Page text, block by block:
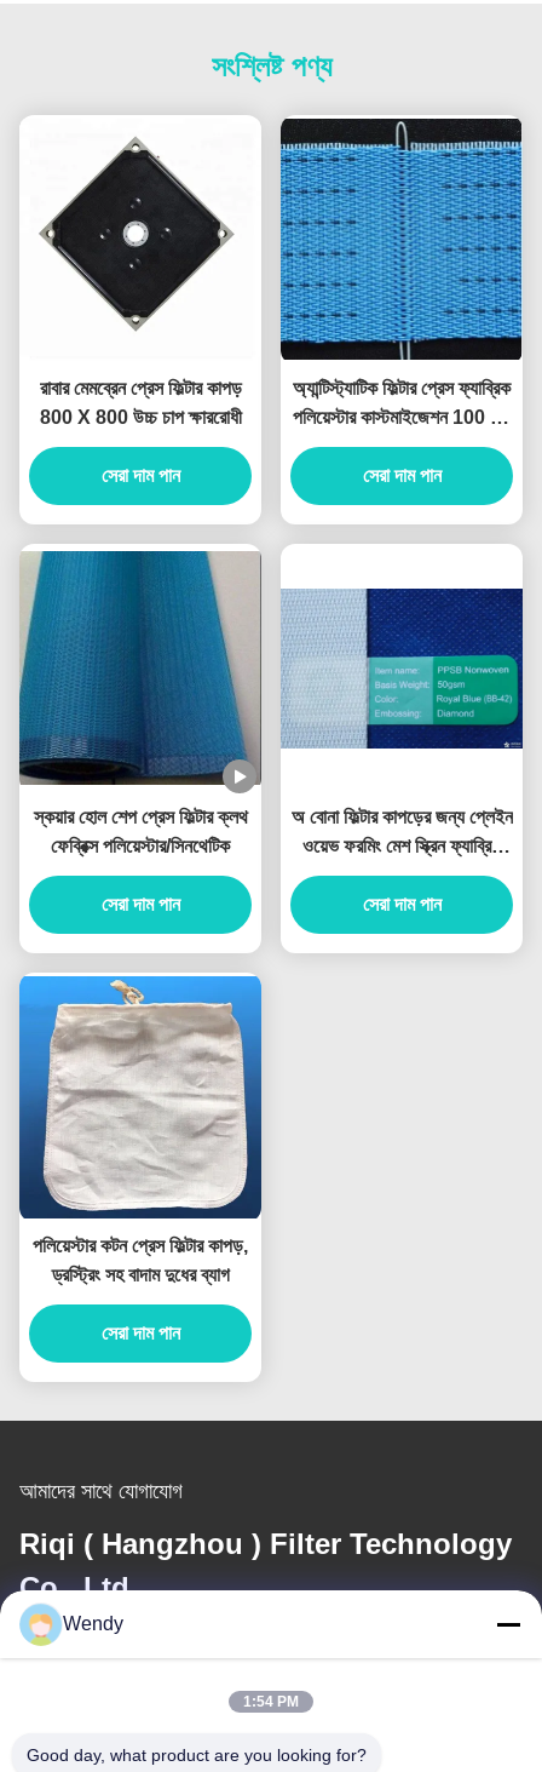
সংশ্লিষ্ট পণ্য
রাবার মেমব্রেন প্রেস ফিল্টার কাপড়
800 X 800 উচ্চ চাপ ক্ষাররোধী
সেরা দাম পান
অ্যান্টিস্ট্যাটিক ফিল্টার প্রেস ফ্যাব্রিক
পলিয়েস্টার কাস্টমাইজেশন 100 মি /
রোল
সেরা দাম পান
স্কয়ার হোল শেপ প্রেস ফিল্টার ক্লথ
ফেব্রিক্স পলিয়েস্টার/সিনথেটিক
সেরা দাম পান
অ বোনা ফিল্টার কাপড়ের জন্য প্লেইন
ওয়েভ ফরমিং মেশ স্ক্রিন ফ্যাব্রিক
পলিয়েস্টার
সেরা দাম পান
পলিয়েস্টার কটন প্রেস ফিল্টার কাপড়,
ড্রস্ট্রিং সহ বাদাম দুধের ব্যাগ
সেরা দাম পান
আমাদের সাথে যোগাযোগ
Riqi ( Hangzhou ) Filter Technology
Co., Ltd.
ই-মেইল
wendy@hzriqi.com
Wendy
1:54 PM
Good day, what product are you looking for?